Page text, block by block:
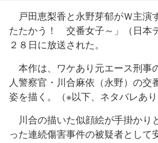
戸田恵梨香と永野芽郁がＷ主演
たたかう！ 交番女子～」（日本
２８日に放送された。
本作は、ワケあり元エース刑事
人警察官・川合麻依（永野）の交
姿を描く。（※以下、ネタバレあり
川合の描いた似顔絵が手掛かり
った連続傷害事件の被疑者として